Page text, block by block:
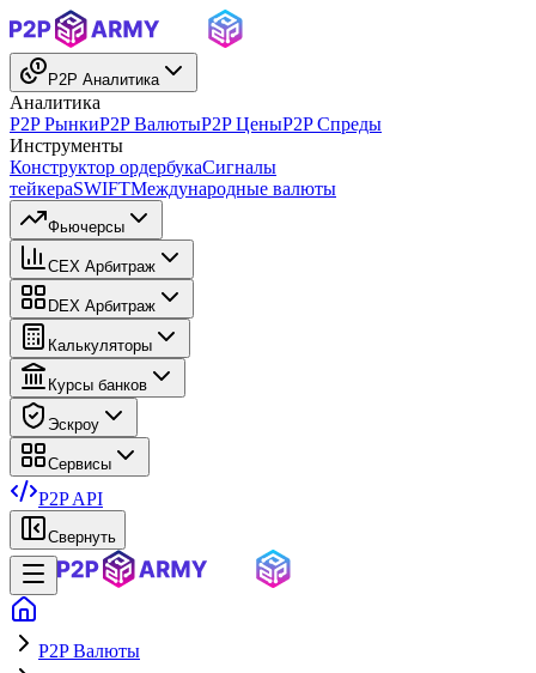
P2P Аналитика
Аналитика
P2P РынкиP2P ВалютыP2P ЦеныP2P Спреды
Инструменты
Конструктор ордербукаСигналы
тейкераSWIFTМеждународные валюты
Фьючерсы
CEX Арбитраж
DEX Арбитраж
Калькуляторы
Курсы банков
Эскроу
Сервисы
P2P API
Свернуть
P2P Валюты